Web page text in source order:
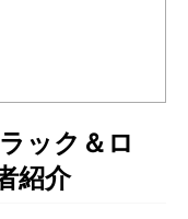
ック＆ロ
紹介